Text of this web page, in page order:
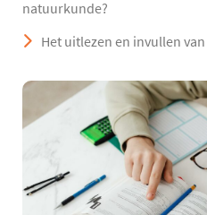
natuurkunde?
Het uitlezen en invullen